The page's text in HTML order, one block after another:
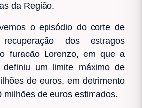
da Região.
o episódio do corte de
dos estragos
furacão Lorenzo, em que a
definiu um limite máximo de
de euros, em detrimento
milhões de euros estimados.